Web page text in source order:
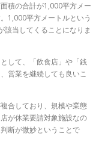
積の合計が1,000平方メー
1,000平方メートルという
当してくることになりま
して、「飲食店」や「銭
営業を継続しても良いこ
合しており、規模や業態
が休業要請対象施設なの
断が微妙ということで